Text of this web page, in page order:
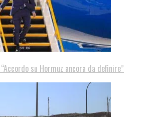
su Hormuz ancora da definire”